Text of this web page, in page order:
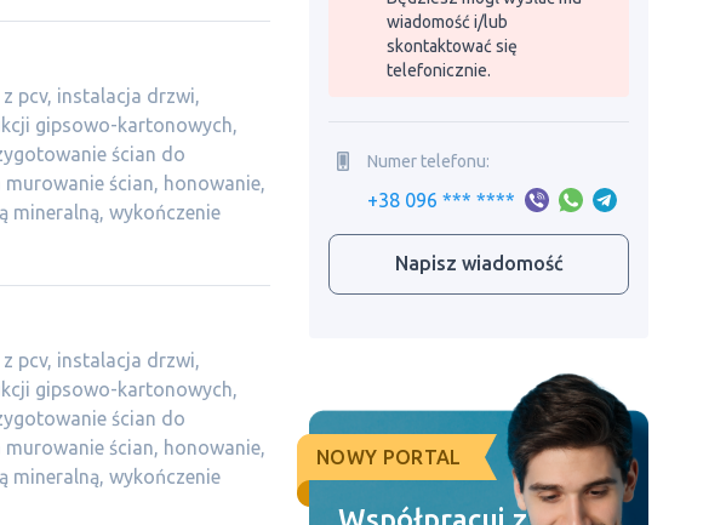
pcv, instalacja drzwi,
gipsowo-kartonowych,
ścian do
ścian, honowanie,
mineralną, wykończenie
pcv, instalacja drzwi,
gipsowo-kartonowych,
ścian do
ścian, honowanie,
mineralną, wykończenie
wiadomość i/lub
skontaktować się
telefonicznie.
Numer telefonu:
+38 096 *** ****
Napisz wiadomość
NOWY PORTAL